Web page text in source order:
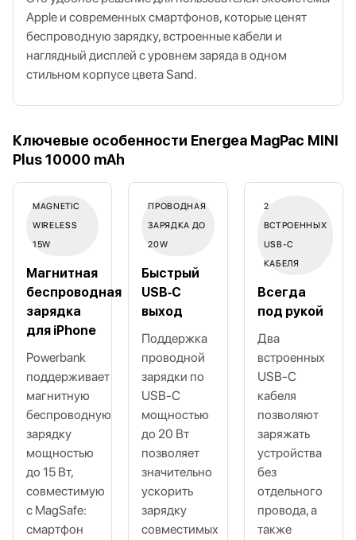
Apple и современных смартфонов, которые ценят
беспроводную зарядку, встроенные кабели и
наглядный дисплей с уровнем заряда в одном
стильном корпусе цвета Sand.
Ключевые особенности Energea MagPac MINI
Plus 10000 mAh
MAGNETIC
WIRELESS
15W
Магнитная
беспроводная
зарядка
для iPhone
Powerbank
поддерживает
магнитную
беспроводную
зарядку
мощностью
до 15 Вт,
совместимую
с MagSafe:
смартфон
ПРОВОДНАЯ
ЗАРЯДКА ДО
20W
Быстрый
USB‑C
выход
Поддержка
проводной
зарядки по
USB‑C
мощностью
до 20 Вт
позволяет
значительно
ускорить
зарядку
совместимых
2
ВСТРОЕННЫХ
USB‑C
КАБЕЛЯ
Всегда
под рукой
Два
встроенных
USB‑C
кабеля
позволяют
заряжать
устройства
без
отдельного
провода, а
также